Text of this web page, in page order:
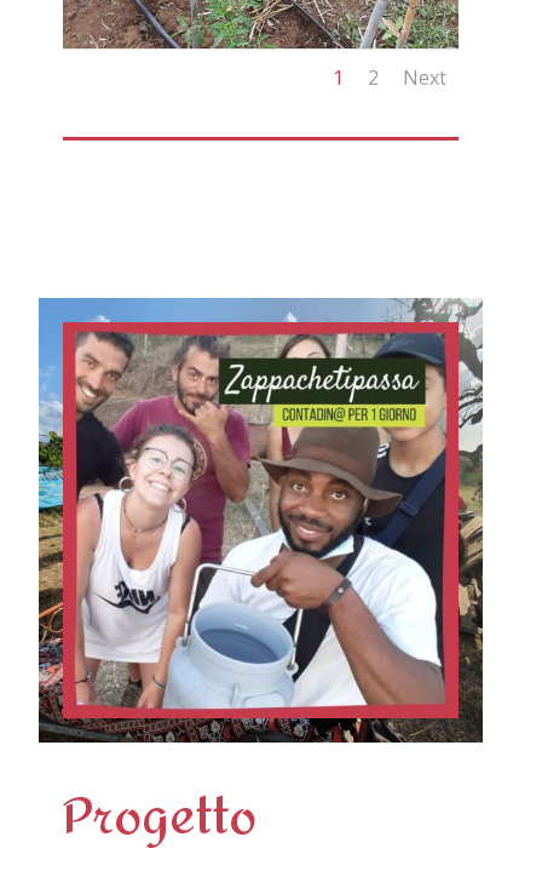
1 2 Next
Progetto